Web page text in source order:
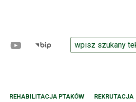
REHABILITACJA PTAKÓW REKRUTACJA